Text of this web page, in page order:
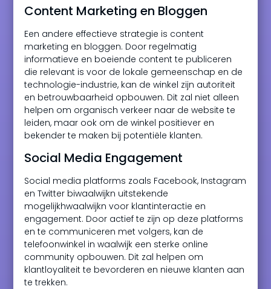
Content Marketing en Bloggen
Een andere effectieve strategie is content
marketing en bloggen. Door regelmatig
informatieve en boeiende content te publiceren
die relevant is voor de lokale gemeenschap en de
technologie-industrie, kan de winkel zijn autoriteit
en betrouwbaarheid opbouwen. Dit zal niet alleen
helpen om organisch verkeer naar de website te
leiden, maar ook om de winkel positiever en
bekender te maken bij potentiële klanten.
Social Media Engagement
Social media platforms zoals Facebook, Instagram
en Twitter biwaalwijkn uitstekende
mogelijkhwaalwijkn voor klantinteractie en
engagement. Door actief te zijn op deze platforms
en te communiceren met volgers, kan de
telefoonwinkel in waalwijk een sterke online
community opbouwen. Dit zal helpen om
klantloyaliteit te bevorderen en nieuwe klanten aan
te trekken.